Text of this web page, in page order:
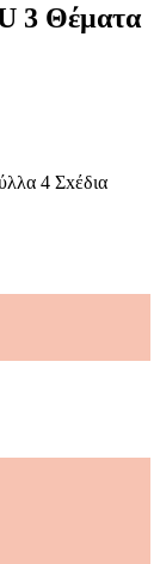
3 Θέματα
4 Σxέδια